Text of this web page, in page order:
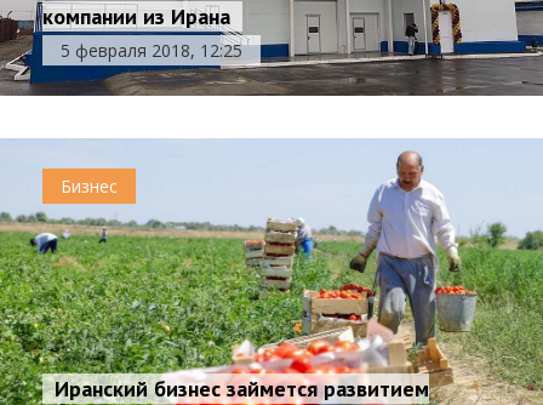
компании из Ирана
5 февраля 2018, 12:25
Бизнес
Иранский бизнес займется развитием